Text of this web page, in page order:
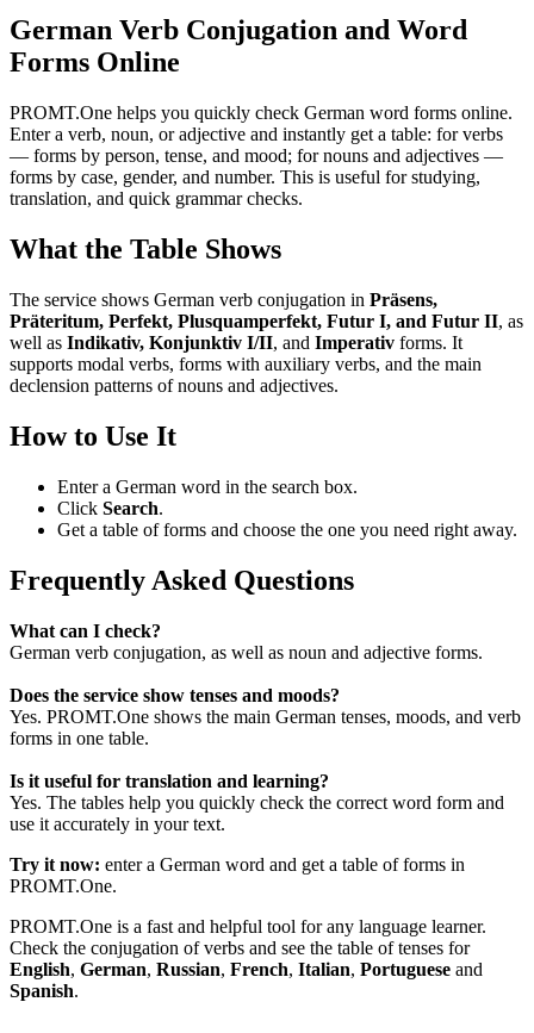
German Verb Conjugation and Word
Forms Online
PROMT.One helps you quickly check German word forms online.
Enter a verb, noun, or adjective and instantly get a table: for verbs
— forms by person, tense, and mood; for nouns and adjectives —
forms by case, gender, and number. This is useful for studying,
translation, and quick grammar checks.
What the Table Shows
The service shows German verb conjugation in Präsens,
Präteritum, Perfekt, Plusquamperfekt, Futur I, and Futur II, as
well as Indikativ, Konjunktiv I/II, and Imperativ forms. It
supports modal verbs, forms with auxiliary verbs, and the main
declension patterns of nouns and adjectives.
How to Use It
Enter a German word in the search box.
Click Search.
Get a table of forms and choose the one you need right away.
Frequently Asked Questions
What can I check?
German verb conjugation, as well as noun and adjective forms.
Does the service show tenses and moods?
Yes. PROMT.One shows the main German tenses, moods, and verb
forms in one table.
Is it useful for translation and learning?
Yes. The tables help you quickly check the correct word form and
use it accurately in your text.
Try it now: enter a German word and get a table of forms in
PROMT.One.
PROMT.One is a fast and helpful tool for any language learner.
Check the conjugation of verbs and see the table of tenses for
English, German, Russian, French, Italian, Portuguese and
Spanish.